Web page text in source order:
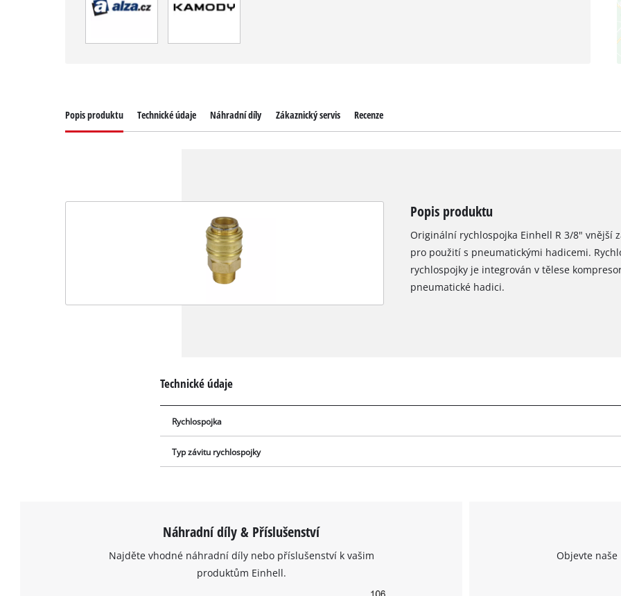
Popis produktu Technické údaje Náhradní díly Zákaznický servis Recenze
Popis produktu
Originální rychlospojka Einhell R 3/8" vnější
pro použití s pneumatickými hadicemi.
rychlospojky je integrován v tělese
pneumatické hadici.
Technické údaje
Rychlospojka
Typ závitu rychlospojky
Náhradní díly & Příslušenství
Najděte vhodné náhradní díly nebo příslušenství k vašim
produktům Einhell.
Objevte